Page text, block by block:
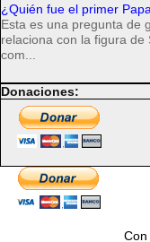
¿Quién fue el primer
Esta es una pregunta de
relaciona con la figura
com...
Donaciones: